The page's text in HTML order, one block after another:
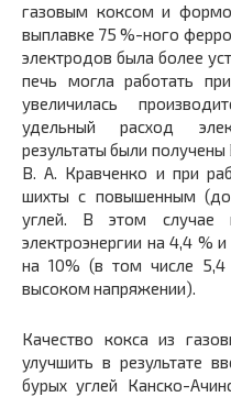
газовым коксом и
выплавке 75 %-ного
электродов была более
печь могла работать
увеличилась
удельный расход
результаты были
В. А. Кравченко и при
шихты с повышенным
углей. В этом случае
электроэнергии на 4,4 %
на 10% (в том числе
высоком напряжении).
Качество кокса из
улучшить в результате
бурых углей Канско-